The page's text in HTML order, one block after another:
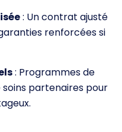
: Un contrat ajusté
renforcées si
: Programmes de
partenaires pour